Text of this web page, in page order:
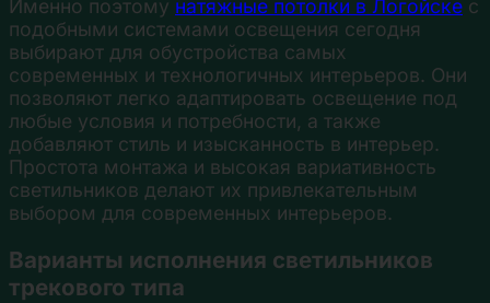
Именно поэтому натяжные потолки в Логойске с
подобными системами освещения сегодня
выбирают для обустройства самых
современных и технологичных интерьеров. Они
позволяют легко адаптировать освещение под
любые условия и потребности, а также
добавляют стиль и изысканность в интерьер.
Простота монтажа и высокая вариативность
светильников делают их привлекательным
выбором для современных интерьеров.
Варианты исполнения светильников
трекового типа